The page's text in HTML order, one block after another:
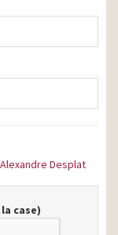
Alexandre Desplat
case)